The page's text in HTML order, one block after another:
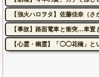
【強火ハロヲタ】佐藤佳奈（
【事故】路面電車と衝突…車
【心霊・幽霊】「◯◯花橋」と